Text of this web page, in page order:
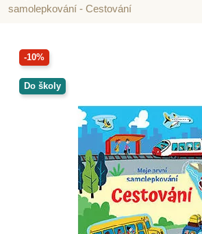
samolepkování - Cestování
-10%
Do školy